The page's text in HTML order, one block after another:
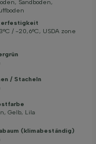
Sandboden,
/ -20,6°C, USDA zone
/ Stacheln
Gelb, Lila
(klimabeständig)